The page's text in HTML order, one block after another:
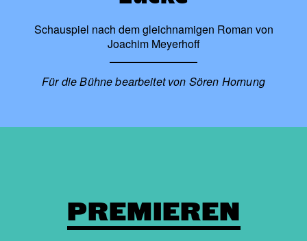
Schauspiel nach dem gleichnamigen Roman von
Joachim Meyerhoff
Für die Bühne bearbeitet von Sören Hornung
PREMIEREN